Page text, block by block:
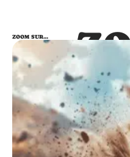
ZOOM SUR…